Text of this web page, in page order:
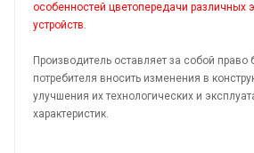
особенностей цветопередачи различных
устройств.
Производитель оставляет за собой
потребителя вносить изменения в
улучшения их технологических и
характеристик.